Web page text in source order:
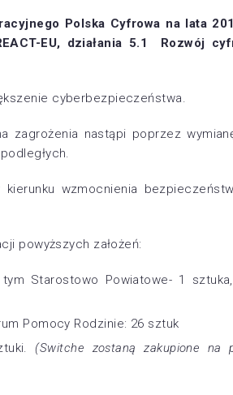
Polska Cyfrowa na lata
EU, działania 5.1 Rozwój
cyberbezpieczeństwa.
nastąpi poprzez
wzmocnienia
powyższych założeń:
Starostowo Powiatowe- 1
Pomocy Rodzinie: 26 sztuk
(Switche zostaną zakupione na